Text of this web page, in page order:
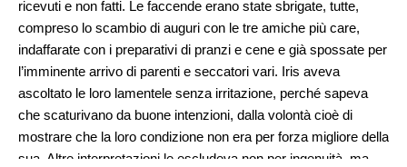
ricevuti e non fatti. Le faccende erano state sbrigate, tutte,
compreso lo scambio di auguri con le tre amiche più care,
indaffarate con i preparativi di pranzi e cene e già spossate per
l’imminente arrivo di parenti e seccatori vari. Iris aveva
ascoltato le loro lamentele senza irritazione, perché sapeva
che scaturivano da buone intenzioni, dalla volontà cioè di
mostrare che la loro condizione non era per forza migliore della
sua. Altre interpretazioni le escludeva non per ingenuità, ma